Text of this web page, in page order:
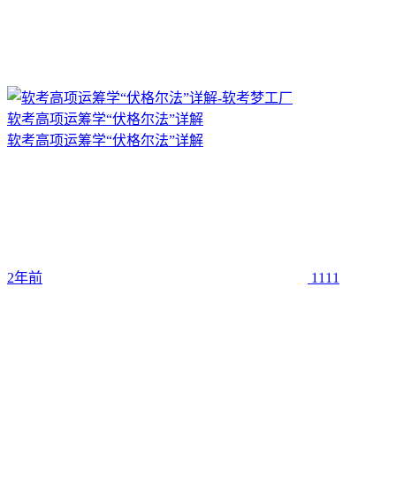
软考高项运筹学“伏格尔法”详解
软考高项运筹学“伏格尔法”详解
2年前 1111